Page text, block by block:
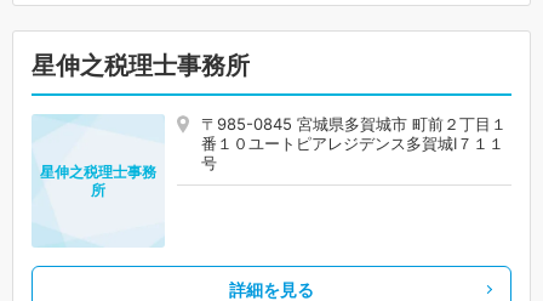
星伸之税理士事務所
〒985-0845 宮城県多賀城市 町前２丁目１
番１０ユートピアレジデンス多賀城Ⅰ７１１
号
星伸之税理士事務
所
詳細を見る